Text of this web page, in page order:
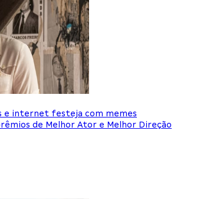
e internet festeja com memes
de Melhor Ator e Melhor Direção